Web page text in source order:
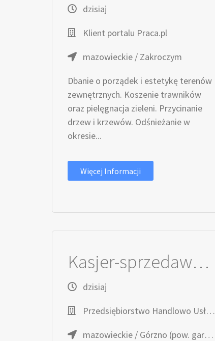
dzisiaj
Klient portalu Praca.pl
mazowieckie / Zakroczym
Dbanie o porządek i estetykę terenów
zewnętrznych. Koszenie trawników
oraz pielęgnacja zieleni. Przycinanie
drzew i krzewów. Odśnieżanie w
okresie...
Więcej Informacji
Kasjer-sprzedawca / Kasjerka-sprzedawczyni
dzisiaj
Przedsiębiorstwo Handlowo Usługowe TOPAZ
mazowieckie / Górzno (pow. garwoliński, gm. Górzno), ul. Długa 37